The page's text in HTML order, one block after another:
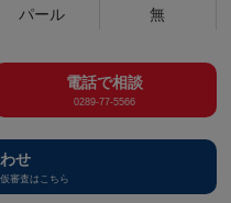
パール 無
電話で相談
0289-77-5566
せ
審査はこちら